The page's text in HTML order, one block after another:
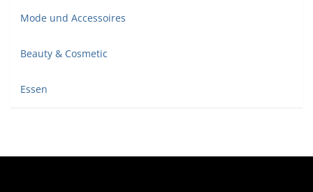
Mode und Accessoires
Beauty & Cosmetic
Essen